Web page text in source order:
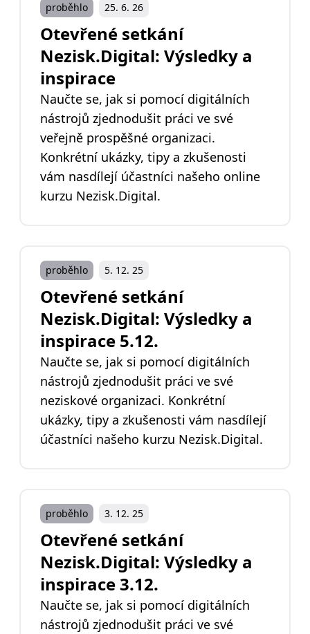
proběhlo 25. 6. 26
Otevřené setkání
Nezisk.Digital: Výsledky a
inspirace
Naučte se, jak si pomocí digitálních
nástrojů zjednodušit práci ve své
veřejně prospěšné organizaci.
Konkrétní ukázky, tipy a zkušenosti
vám nasdílejí účastníci našeho online
kurzu Nezisk.Digital.
proběhlo 5. 12. 25
Otevřené setkání
Nezisk.Digital: Výsledky a
inspirace 5.12.
Naučte se, jak si pomocí digitálních
nástrojů zjednodušit práci ve své
neziskové organizaci. Konkrétní
ukázky, tipy a zkušenosti vám nasdílejí
účastníci našeho kurzu Nezisk.Digital.
proběhlo 3. 12. 25
Otevřené setkání
Nezisk.Digital: Výsledky a
inspirace 3.12.
Naučte se, jak si pomocí digitálních
nástrojů zjednodušit práci ve své